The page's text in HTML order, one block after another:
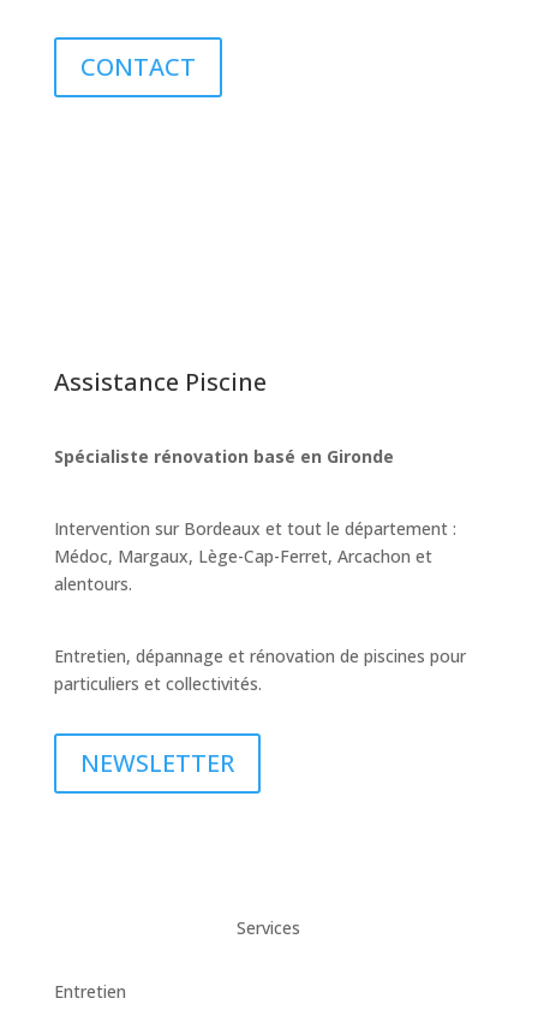
CONTACT
Assistance Piscine
Spécialiste rénovation basé en Gironde
Intervention sur Bordeaux et tout le département :
Médoc, Margaux, Lège-Cap-Ferret, Arcachon et
alentours.
Entretien, dépannage et rénovation de piscines pour
particuliers et collectivités.
NEWSLETTER
Services
Entretien